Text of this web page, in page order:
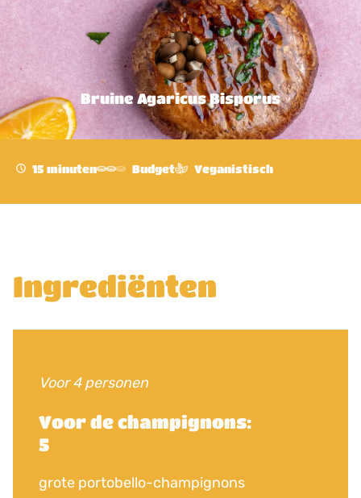
Bruine Agaricus Bisporus
15 minuten Budget Veganistisch
Ingrediënten
Voor 4 personen
Voor de champignons:
5
grote portobello-champignons